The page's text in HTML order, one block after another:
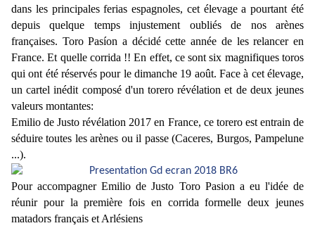
dans les principales ferias espagnoles, cet élevage a pourtant été
depuis quelque temps injustement oubliés de nos arènes
françaises. Toro Pasíon a décidé cette année de les relancer en
France. Et quelle corrida !! En effet, ce sont six magnifiques toros
qui ont été réservés pour le dimanche 19 août. Face à cet élevage,
un cartel inédit composé d'un torero révélation et de deux jeunes
valeurs montantes:
Emilio de Justo révélation 2017 en France, ce torero est entrain de
séduire toutes les arènes ou il passe (Caceres, Burgos, Pampelune
...).
Pour accompagner Emilio de Justo Toro Pasion a eu l'idée de
réunir pour la première fois en corrida formelle deux jeunes
matadors français et Arlésiens